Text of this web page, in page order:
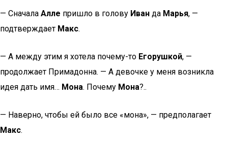
— Сначала Алле пришло в голову Иван да Марья, —
подтверждает Макс.
— А между этим я хотела почему-то Егорушкой, —
продолжает Примадонна. — А девочке у меня возникла
идея дать имя… Мона. Почему Мона?..
— Наверно, чтобы ей было все «мона», — предполагает
Макс.